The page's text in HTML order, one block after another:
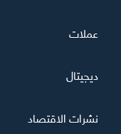
عملات
ديجيتال
نشرات الاقتصاد